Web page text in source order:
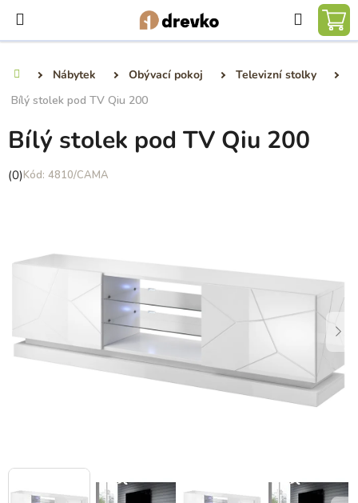
obsah
Hledat
Nábytek Obývací pokoj
Televizní stolky
Bílý stolek pod TV Qiu 200
Bílý stolek pod TV Qiu 200
Průměrné
(0) 4810/CAMA